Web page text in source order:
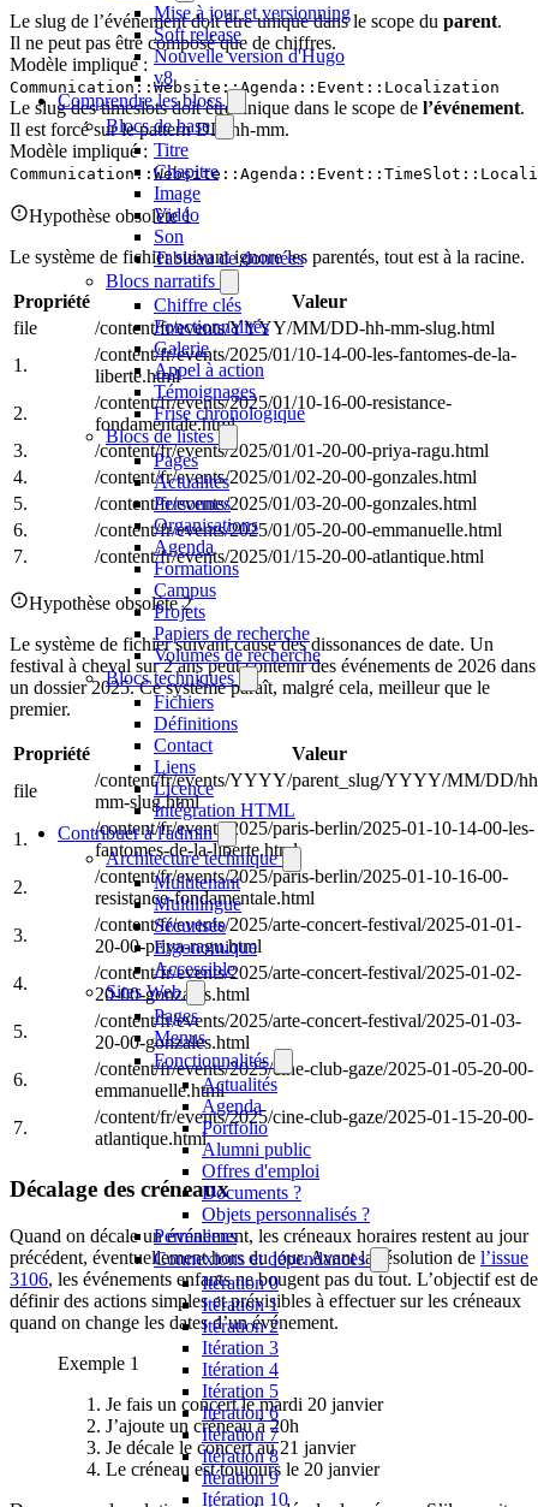
Mise à jour et versionning
Soft release
Nouvelle version d'Hugo
v8
Comprendre les blocs
Blocs de base
Titre
Chapitre
Image
Vidéo
Son
Tableau de données
Blocs narratifs
Chiffre clés
Fonctionnalités
Galerie
Appel à action
Témoignages
Frise chronologique
Blocs de listes
Pages
Actualités
Personnes
Organisations
Agenda
Formations
Campus
Projets
Papiers de recherche
Volumes de recherche
Blocs techniques
Fichiers
Définitions
Contact
Liens
Licence
Intégration HTML
Contribuer à l'admin
Architecture technique
Multitenant
Multilingue
Sécurisée
Ergonomique
Accessible
Sites Web
Pages
Menus
Fonctionnalités
Actualités
Agenda
Portfolio
Alumni public
Offres d'emploi
Documents ?
Objets personnalisés ?
Permaliens
Connexions et dépendances
Itération 0
Itération 1
Itération 2
Itération 3
Itération 4
Itération 5
Itération 6
Itération 7
Itération 8
Itération 9
Itération 10
Le slug de l’événement doit être unique dans le scope du parent.
Il ne peut pas être composé que de chiffres.
Modèle impliqué :
Communication::Website::Agenda::Event::Localization
Le slug des timeslots doit être unique dans le scope de l’événement.
Il est forcé sur le pattern DD-hh-mm.
Modèle impliqué :
Hypothèse obsolète 1
Le système de fichier suivant ignore les parentés, tout est à la racine.
Propriété
Valeur
file
/content/fr/events/YYYY/MM/DD-hh-mm-slug.html
1.
/content/fr/events/2025/01/10-14-00-les-fantomes-de-la-
liberte.html
2.
/content/fr/events/2025/01/10-16-00-resistance-
fondamentale.html
3.
/content/fr/events/2025/01/01-20-00-priya-ragu.html
4.
/content/fr/events/2025/01/02-20-00-gonzales.html
5.
/content/fr/events/2025/01/03-20-00-gonzales.html
6.
/content/fr/events/2025/01/05-20-00-emmanuelle.html
7.
/content/fr/events/2025/01/15-20-00-atlantique.html
Hypothèse obsolète 2
Le système de fichier suivant cause des dissonances de date. Un
festival à cheval sur 2 ans peut contenir des événements de 2026 dans
un dossier 2025. Ce système paraît, malgré cela, meilleur que le
premier.
Propriété
Valeur
file
/content/fr/events/YYYY/parent_slug/YYYY/MM/DD/
mm-slug.html
1.
/content/fr/events/2025/paris-berlin/2025-01-10-14-00-les-
fantomes-de-la-liberte.html
2.
/content/fr/events/2025/paris-berlin/2025-01-10-16-00-
resistance-fondamentale.html
3.
/content/fr/events/2025/arte-concert-festival/2025-01-01-
20-00-priya-ragu.html
4.
/content/fr/events/2025/arte-concert-festival/2025-01-02-
20-00-gonzales.html
5.
/content/fr/events/2025/arte-concert-festival/2025-01-03-
20-00-gonzales.html
6.
/content/fr/events/2025/cine-club-gaze/2025-01-05-20-00-
emmanuelle.html
7.
/content/fr/events/2025/cine-club-gaze/2025-01-15-20-00-
atlantique.html
Décalage des créneaux
Quand on décale un événement, les créneaux horaires restent au jour
précédent, éventuellement hors du jour. Avant la résolution de l’issue
3106, les événements enfants ne bougent pas du tout. L’objectif est de
définir des actions simples et prévisibles à effectuer sur les créneaux
quand on change les dates d’un événement.
Exemple 1
Je fais un concert le mardi 20 janvier
J’ajoute un créneau à 20h
Je décale le concert au 21 janvier
Le créneau est toujours le 20 janvier